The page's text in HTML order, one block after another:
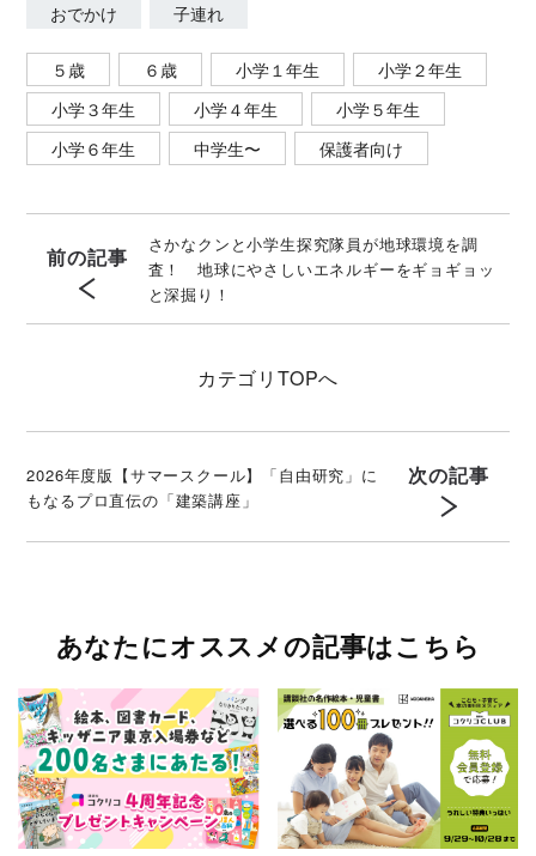
おでかけ 子連れ
５歳 ６歳 小学１年生
小学２年生
小学３年生
小学４年生
小学５年生
小学６年生
中学生〜 保護者向け
前の記事
さかなクンと小学生探究隊員が地球環境を調
査！ 地球にやさしいエネルギーをギョギョッ
と深掘り！
カテゴリ TOPへ
2026年度版【サマースクール】「自由研究」に
もなるプロ直伝の「建築講座」
次の記事
あなたにオススメの記事はこちら